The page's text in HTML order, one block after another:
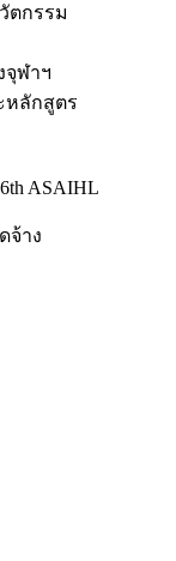
ตกรรม
จุฬาฯ
หลักสูตร
ASAIHL
จ้าง